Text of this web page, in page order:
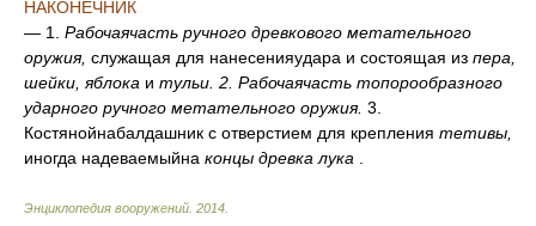
НАКОНЕЧНИК
— 1. Рабочаячасть ручного древкового метательного
оружия, служащая для нанесенияудара и состоящая из пера,
шейки, яблока и тульи. 2. Рабочаячасть топорообразного
ударного ручного метательного оружия. 3.
Костянойнабалдашник с отверстием для крепления тетивы,
иногда надеваемыйна концы древка лука
Энциклопедия вооружений 2014